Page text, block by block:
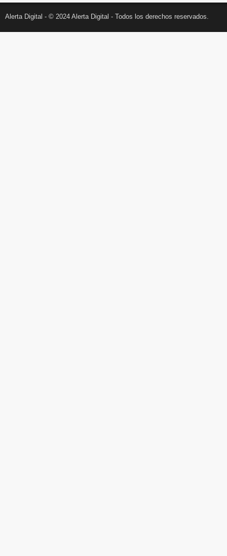
Alerta Digital - © 2024 Alerta Digital - Todos los derechos reservados.